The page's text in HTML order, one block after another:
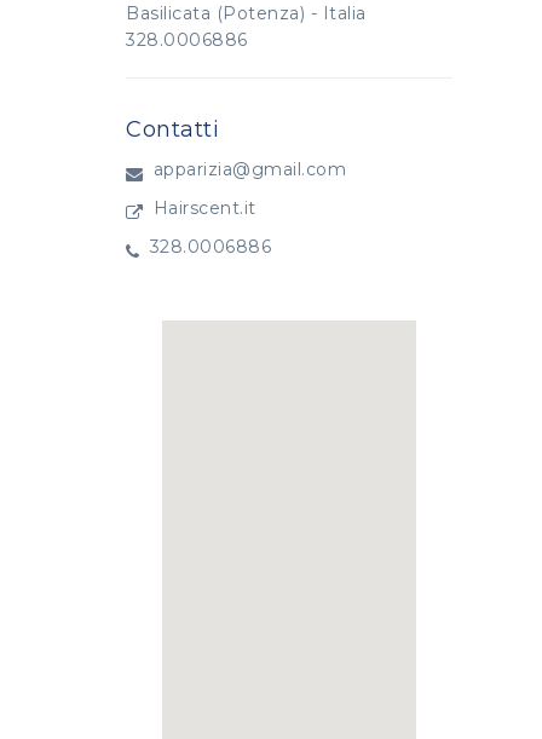
Basilicata (Potenza) - Italia
328.0006886
Contatti
apparizia@gmail.com
Hairscent.it
328.0006886